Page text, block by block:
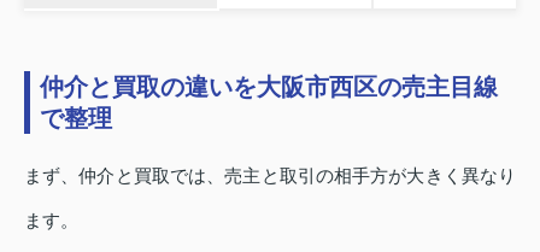
仲介と買取の違いを大阪市西区の売主目線
で整理
まず、仲介と買取では、売主と取引の相手方が大きく異なり
ます。